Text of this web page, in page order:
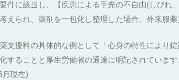
件に該当し、【疾患による手先の不自由(しびれ
えられ、薬剤を一包化し整理した場合、外来服
支援料の具体的な例として「心身の特性により
することと厚生労働省の通達に明記されています
月現在)